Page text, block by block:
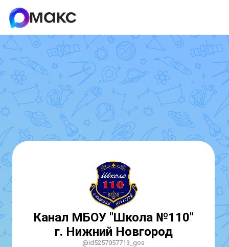
Канал МБОУ "Школа №110"
г. Нижний Новгород
@id5257057713_gos